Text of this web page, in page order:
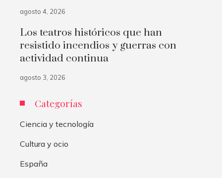
agosto 4, 2026
Los teatros históricos que han
resistido incendios y guerras con
actividad continua
agosto 3, 2026
Categorías
Ciencia y tecnología
Cultura y ocio
España